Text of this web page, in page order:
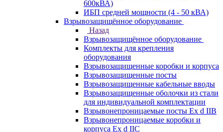
600кВА)
ИБП средней мощности (4 - 50 кВА)
Взрывозащищённое оборудование
Назад
Взрывозащищённое оборудование
Комплекты для крепления
оборудования
Взрывозащищенные коробки и корпуса
Взрывозащищенные посты
Взрывозащищенные кабельные вводы
Взрывозащищенные оболочки из стали
для индивидуальной комплектации
Взрывонепроницаемые посты Ex d IIB
Взрывонепроницаемые коробки и
корпуса Ex d IIС